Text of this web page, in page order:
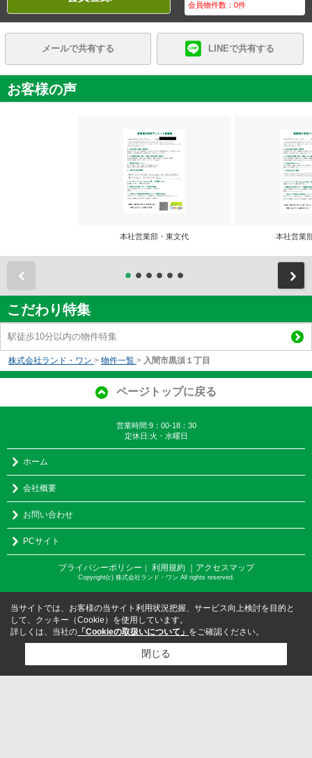
会員物件数：0件
メールで共有する LINEで共有する
お客様の声
本社営業部・東文代 本社営業
こだわり特集
駅徒歩10分以内の物件特集
株式会社ランド・ワン > 物件一覧 > 入間市黒須１丁目
ページトップに戻る
営業時間:9：00-18：30
定休日:火・水曜日
ホーム
会社概要
お問い合わせ
PCサイト
プライバシーポリシー ｜ 利用規約 ｜アクセスマップ
Copyright(c) 株式会社ランド・ワン All rights reserved.
当サイトでは、お客様の当サイト利用状況把握、サービス向上検討を目的と
して、クッキー（Cookie）を使用しています。
詳しくは、当社の 「Cookieの取扱いについて」 をご確認ください。
閉じる